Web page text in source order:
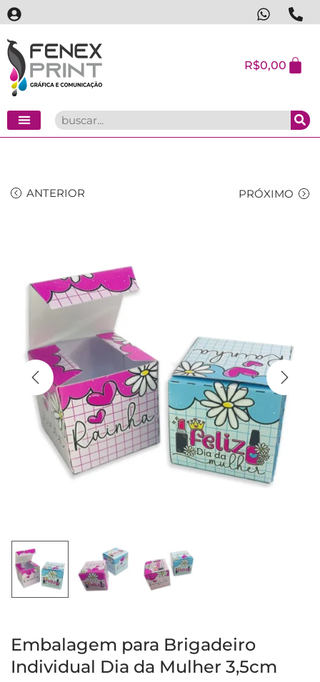
R$0,00
ANTERIOR PRÓXIMO
Embalagem para Brigadeiro
Individual Dia da Mulher 3,5cm